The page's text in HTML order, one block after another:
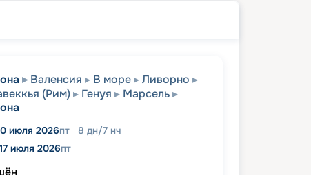
Валенсия В море
Ливорно
(Рим)
Генуя
Марсель
июля 2026пт 8 дн/7 нч
17 июля 2026пт